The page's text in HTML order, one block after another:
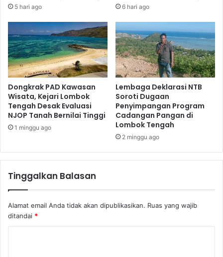
5 hari ago 6 hari ago
Dongkrak PAD Kawasan
Wisata, Kejari Lombok
Tengah Desak Evaluasi
NJOP Tanah Bernilai Tinggi
1 minggu ago
Lembaga Deklarasi NTB
Soroti Dugaan
Penyimpangan Program
Cadangan Pangan di
Lombok Tengah
2 minggu ago
Tinggalkan Balasan
Alamat email Anda tidak akan dipublikasikan. Ruas yang wajib
ditandai *